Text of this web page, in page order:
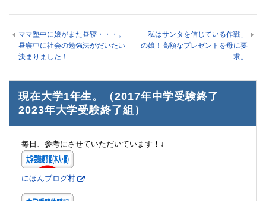
ママ塾中に娘がまた昼寝・・・。
昼寝中に社会の勉強法がだいたい
決まりました！
「私はサンタを信じている作戦」
の娘！高額なプレゼントを母に要
求。
現在大学1年生。（2017年中学受験終了
2023年大学受験終了組）
毎日、参考にさせていただいています！↓
にほんブログ村